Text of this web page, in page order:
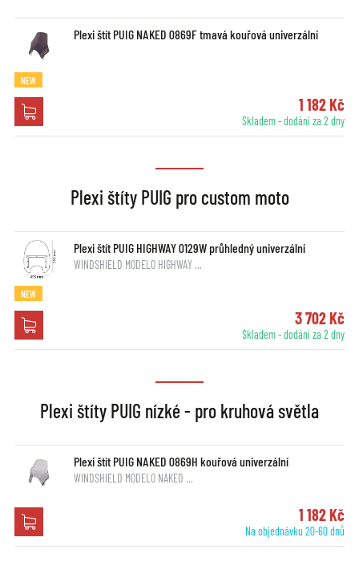
Plexi štít PUIG NAKED 0869F tmavá kouřová univerzální
NEW
1 182 Kč
Skladem - dodání za 2 dny
Plexi štíty PUIG pro custom moto
Plexi štít PUIG HIGHWAY 0129W průhledný univerzální
WINDSHIELD MODELO HIGHWAY …
NEW
3 702 Kč
Skladem - dodání za 2 dny
Plexi štíty PUIG nízké - pro kruhová světla
Plexi štít PUIG NAKED 0869H kouřová univerzální
WINDSHIELD MODELO NAKED …
1 182 Kč
Na objednávku 20-60 dnů